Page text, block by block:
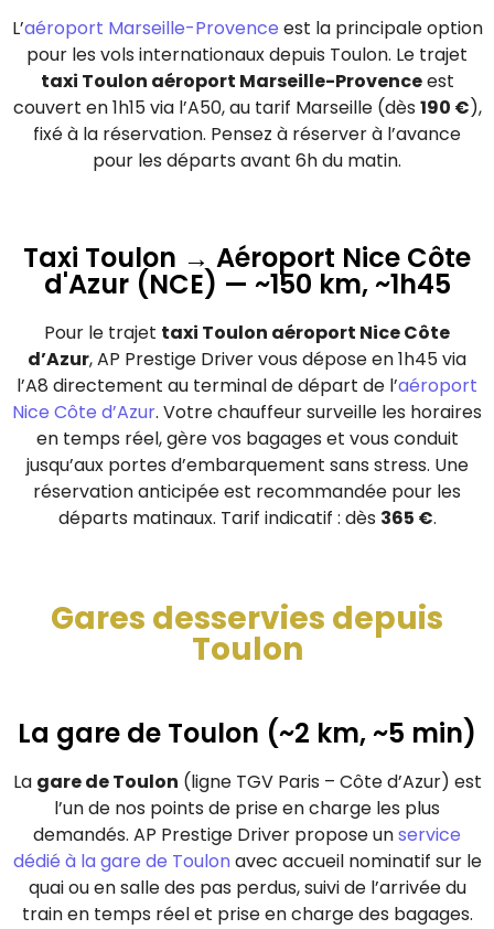
L’aéroport Marseille-Provence est la principale option
pour les vols internationaux depuis Toulon. Le trajet
taxi Toulon aéroport Marseille-Provenceest
couvert en 1h15 via l’A50, au tarif Marseille (dès 190 €),
fixé à la réservation. Pensez à réserver à l’avance
pour les départs avant 6h du matin.
Taxi Toulon → Aéroport Nice Côte
d'Azur (NCE) — ~150 km, ~1h45
Pour le trajet taxi Toulon aéroport Nice Côte
d’Azur, AP Prestige Driver vous dépose en 1h45 via
l’A8 directement au terminal de départ de l’aéroport
Nice Côte d’Azur. Votre chauffeur surveille les horaires
en temps réel, gère vos bagages et vous conduit
jusqu’aux portes d’embarquement sans stress. Une
réservation anticipée est recommandée pour les
départs matinaux. Tarif indicatif : dès 365 €.
Gares desservies depuis
Toulon
La gare de Toulon (~2 km, ~5 min)
La gare de Toulon (ligne TGV Paris – Côte d’Azur) est
l’un de nos points de prise en charge les plus
demandés. AP Prestige Driver propose unservice
dédié à la gare de Toulon avec accueil nominatif sur le
quai ou en salle des pas perdus, suivi de l’arrivée du
train en temps réel et prise en charge des bagages.